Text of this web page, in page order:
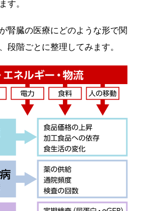
す。
腎臓の医療にどのような形で関
段階ごとに整理してみます。